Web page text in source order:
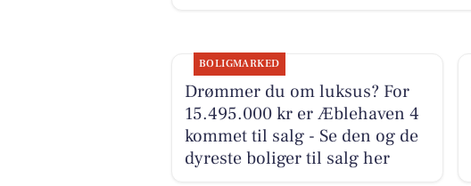
BOLIGMARKED
Drømmer du om luksus? For
15.495.000 kr er Æblehaven 4
kommet til salg - Se den og de
dyreste boliger til salg her